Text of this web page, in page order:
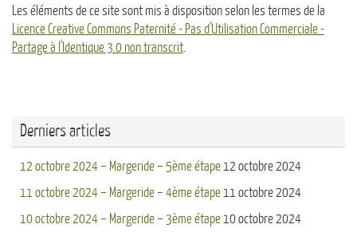
Les éléments de ce site sont mis à disposition selon les termes de la
Licence Creative Commons Paternité - Pas d'Utilisation Commerciale -
Partage à l'Identique 3.0 non transcrit
Derniers articles
12 octobre 2024 – Margeride – 5ème étape 12 octobre 2024
11 octobre 2024 – Margeride – 4ème étape 11 octobre 2024
10 octobre 2024 – Margeride – 3ème étape 10 octobre 2024